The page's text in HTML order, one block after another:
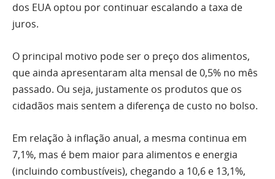
dos EUA optou por continuar escalando a taxa de
juros.
O principal motivo pode ser o preço dos alimentos,
que ainda apresentaram alta mensal de 0,5% no mês
passado. Ou seja, justamente os produtos que os
cidadãos mais sentem a diferença de custo no bolso.
Em relação à inflação anual, a mesma continua em
7,1%, mas é bem maior para alimentos e energia
(incluindo combustíveis), chegando a 10,6 e 13,1%,